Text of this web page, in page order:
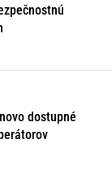
dostupné